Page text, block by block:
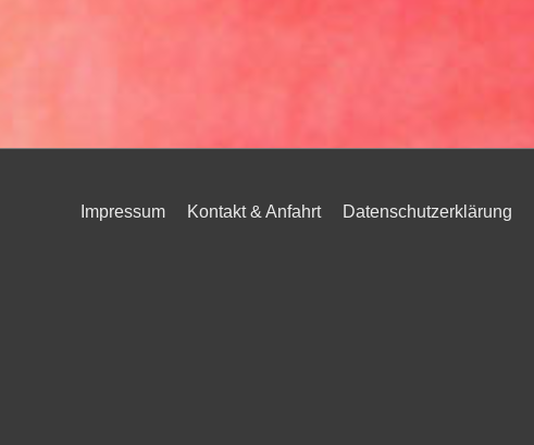
Impressum Kontakt & Anfahrt Datenschutzerklärung